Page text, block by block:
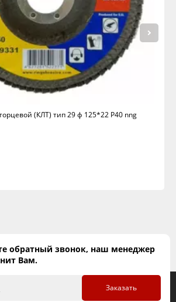
(КЛТ) тип 29 ф 125*22 Р40 nng
обратный звонок, наш менеджер
Вам.
Заказать